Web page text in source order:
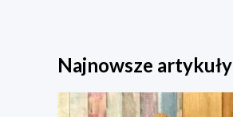
Najnowsze artykuły